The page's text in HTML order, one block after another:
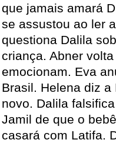
que jamais amará
se assustou ao ler
questiona Dalila
criança. Abner
emocionam. Eva
Brasil. Helena diz
novo. Dalila
Jamil de que o
casará com Latifa.